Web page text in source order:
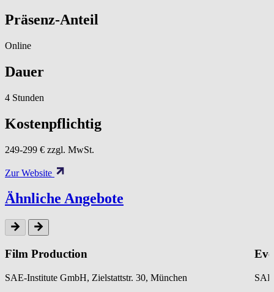
Präsenz-Anteil
Online
Dauer
4 Stunden
Kostenpflichtig
249-299 € zzgl. MwSt.
Zur Website
Ähnliche Angebote
Film Production
SAE-Institute GmbH, Zielstattstr. 30, München